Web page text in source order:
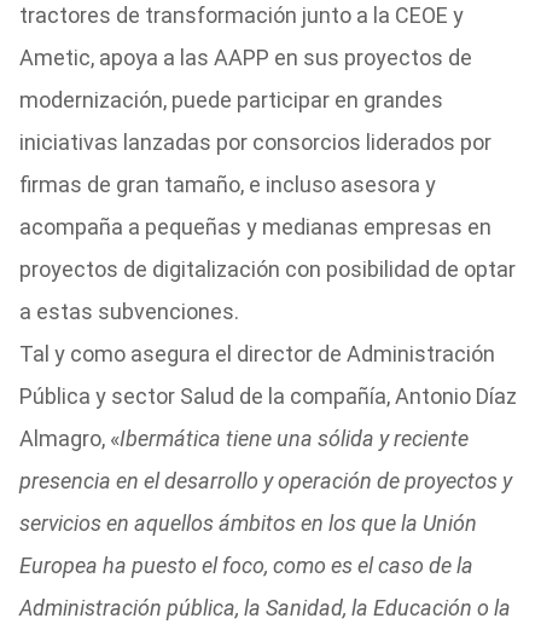
tractores de transformación junto a la CEOE y
Ametic, apoya a las AAPP en sus proyectos de
modernización, puede participar en grandes
iniciativas lanzadas por consorcios liderados por
firmas de gran tamaño, e incluso asesora y
acompaña a pequeñas y medianas empresas en
proyectos de digitalización con posibilidad de optar
a estas subvenciones.
Tal y como asegura el director de Administración
Pública y sector Salud de la compañía, Antonio Díaz
Almagro, «Ibermática tiene una sólida y reciente
presencia en el desarrollo y operación de proyectos y
servicios en aquellos ámbitos en los que la Unión
Europea ha puesto el foco, como es el caso de la
Administración pública, la Sanidad, la Educación o la